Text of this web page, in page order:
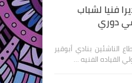
فنيا لشباب
دوري
الناشئين بنادي أبوقير
القياده الفنيه …